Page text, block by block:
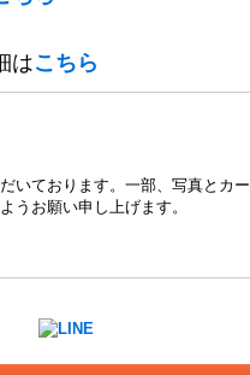
はこちら
いております。一部、写真とカ
うお願い申し上げます。